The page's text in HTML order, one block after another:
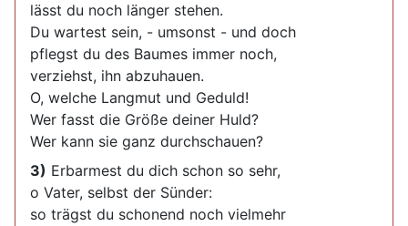
lässt du noch länger stehen.
Du wartest sein, - umsonst - und doch
pflegst du des Baumes immer noch,
verziehst, ihn abzuhauen.
O, welche Langmut und Geduld!
Wer fasst die Größe deiner Huld?
Wer kann sie ganz durchschauen?
3) Erbarmest du dich schon so sehr,
o Vater, selbst der Sünder:
so trägst du schonend noch vielmehr